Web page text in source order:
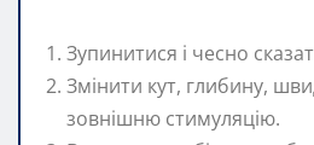
Зупинитися і чесно
Змінити кут, глибину,
зовнішню стимуляцію.